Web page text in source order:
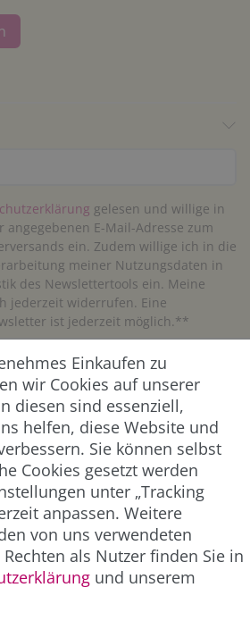
gelesen und willige in
angegebenen E-Mail-Adresse zum
ein. Zudem willige ich in die
meiner Nutzungsdaten in
des Newslettertools ein. Meine
jederzeit widerrufen. Eine
ist jederzeit möglich.**
Abonnieren
handelt es sich um ein Pflichtfeld.
Einkaufen zu
wir Cookies auf unserer
diesen sind essenziell,
helfen, diese Website und
Sie können selbst
Cookies gesetzt werden
unter „Tracking
anpassen. Weitere
von uns verwendeten
als Nutzer finden Sie in
und unserem